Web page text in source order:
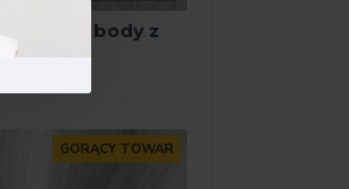
tatusia - body z
GORĄCY TOWAR